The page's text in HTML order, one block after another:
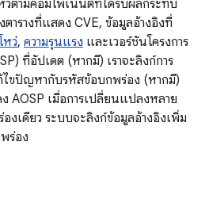
ตามคอมโพเนนต์ที่ได้รับผลกระทบ
ารางที่แสดง CVE, ข้อมูลอ้างอิงที่
หว่, ความรุนแรง และเวอร์ชันโครงการ
ที่อัปเดต (หากมี) เราจะลิงก์การ
ขปัญหากับรหัสข้อบกพร่อง (หากมี)
AOSP เมื่อการเปลี่ยนแปลงหลาย
งเดียว ระบบจะลิงก์ข้อมูลอ้างอิงเพิ่ม
ร่อง